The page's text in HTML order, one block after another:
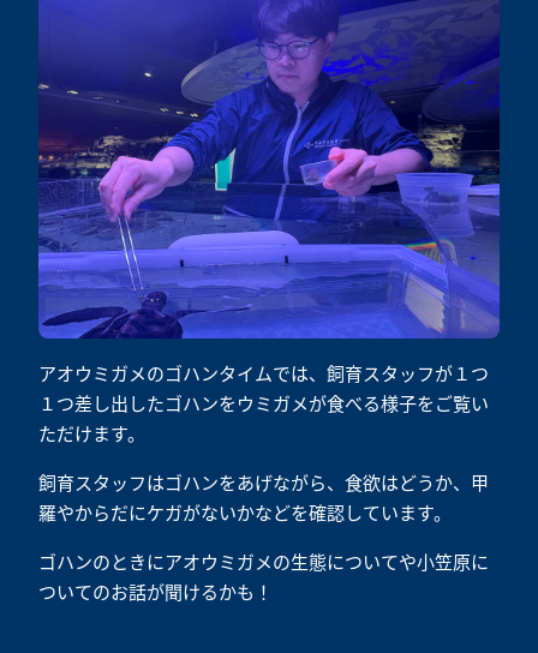
アオウミガメのゴハンタイムでは、飼育スタッフが１つ
１つ差し出したゴハンをウミガメが食べる様子をご覧い
ただけます。
飼育スタッフはゴハンをあげながら、食欲はどうか、甲
羅やからだにケガがないかなどを確認しています。
ゴハンのときにアオウミガメの生態についてや小笠原に
ついてのお話が聞けるかも！